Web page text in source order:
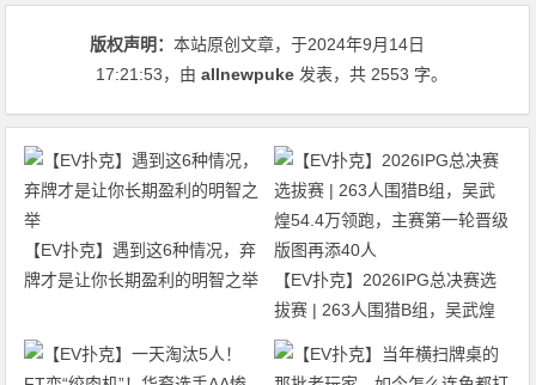
版权声明：本站原创文章，于2024年9月14日
17:21:53，由allnewpuke 发表，共 2553 字。
【EV扑克】遇到这6种情况，弃
牌才是让你长期盈利的明智之举
【EV扑克】2026IPG总决赛选
拔赛 | 263人围猎B组，吴武煌
54.4万领跑，主赛第一轮晋级版